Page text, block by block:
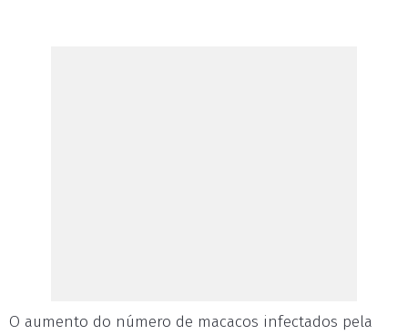
O aumento do número de macacos infectados pela